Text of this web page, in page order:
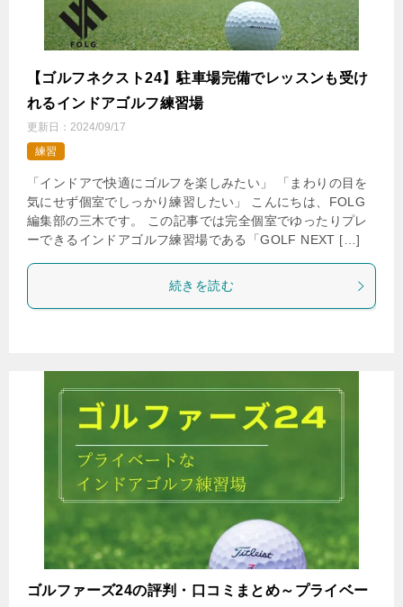
【ゴルフネクスト24】駐車場完備でレッスンも受け
れるインドアゴルフ練習場
更新日： 2024/09/17
練習
「インドアで快適にゴルフを楽しみたい」 「まわりの目を
気にせず個室でしっかり練習したい」 こんにちは、FOLG
編集部の三木です。 この記事では完全個室でゆったりプレ
ーできるインドアゴルフ練習場である「GOLF NEXT […]
続きを読む
ゴルファーズ24の評判・口コミまとめ～プライベー